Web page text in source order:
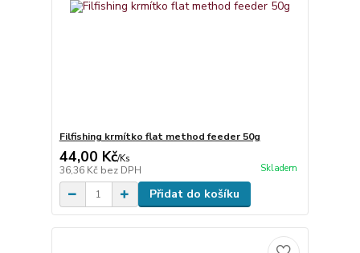
Filfishing krmítko flat method feeder 50g
44,00 Kč/Ks
36,36 Kč bez DPH Skladem
Přidat do košíku